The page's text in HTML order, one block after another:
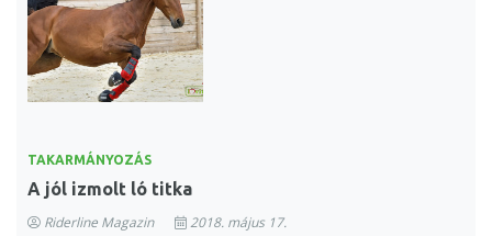
TAKARMÁNYOZÁS
A jól izmolt ló titka
Riderline Magazin 2018. május 17.